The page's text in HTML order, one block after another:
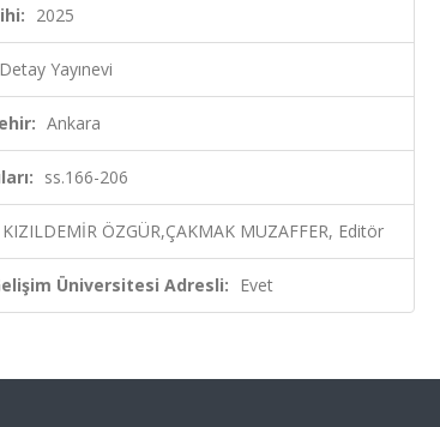
2025
Detay Yayınevi
Ankara
ss.166-206
KIZILDEMİR ÖZGÜR,ÇAKMAK MUZAFFER, Editör
Üniversitesi Adresli: Evet